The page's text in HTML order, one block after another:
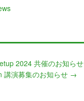
2024 共催のお知らせ
講演募集のお知らせ →